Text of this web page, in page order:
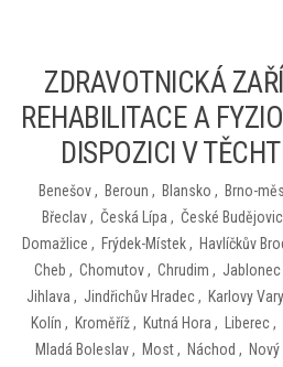
ZDRAVOTNICKÁ
REHABILITACE A
DISPOZICI V
Benešov, Beroun , Blansko , Brno-
Břeclav, Česká Lípa , České
Domažlice , Frýdek-Místek, Havlíčkův
Cheb , Chomutov, Chrudim ,
Jihlava , Jindřichův Hradec, Karlovy Vary
Kolín , Kroměříž, Kutná Hora , Liberec,
Mladá Boleslav, Most, Náchod ,